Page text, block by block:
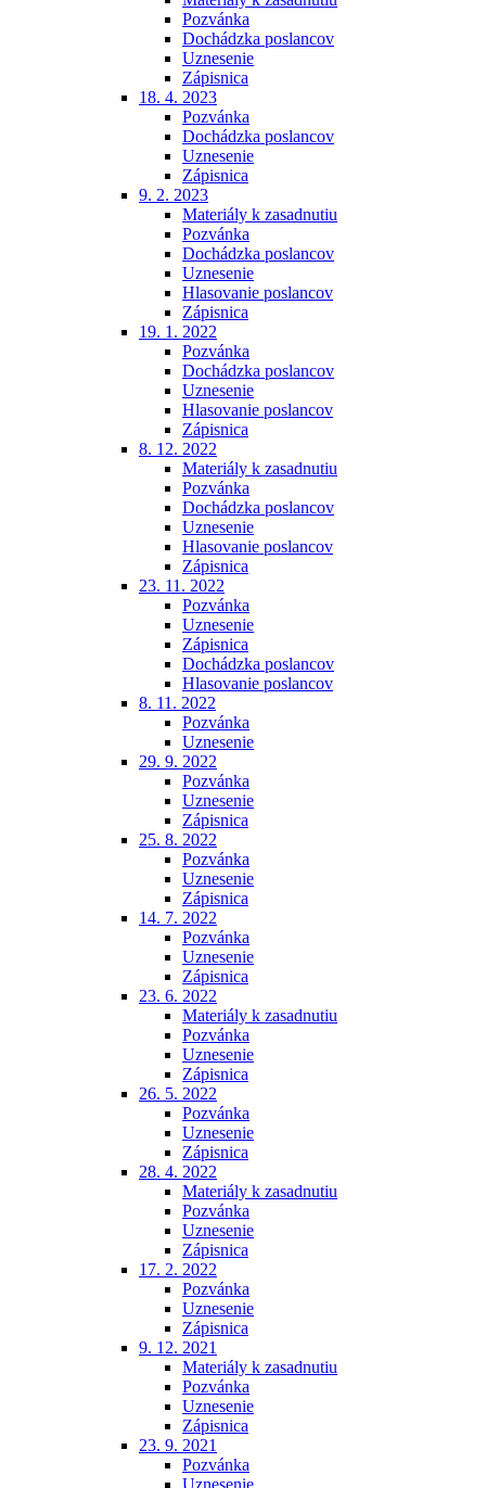
Pozvánka
Dochádzka poslancov
Uznesenie
Zápisnica
18. 4. 2023
Pozvánka
Dochádzka poslancov
Uznesenie
Zápisnica
9. 2. 2023
Materiály k zasadnutiu
Pozvánka
Dochádzka poslancov
Uznesenie
Hlasovanie poslancov
Zápisnica
19. 1. 2022
Pozvánka
Dochádzka poslancov
Uznesenie
Hlasovanie poslancov
Zápisnica
8. 12. 2022
Materiály k zasadnutiu
Pozvánka
Dochádzka poslancov
Uznesenie
Hlasovanie poslancov
Zápisnica
23. 11. 2022
Pozvánka
Uznesenie
Zápisnica
Dochádzka poslancov
Hlasovanie poslancov
8. 11. 2022
Pozvánka
Uznesenie
29. 9. 2022
Pozvánka
Uznesenie
Zápisnica
25. 8. 2022
Pozvánka
Uznesenie
Zápisnica
14. 7. 2022
Pozvánka
Uznesenie
Zápisnica
23. 6. 2022
Materiály k zasadnutiu
Pozvánka
Uznesenie
Zápisnica
26. 5. 2022
Pozvánka
Uznesenie
Zápisnica
28. 4. 2022
Materiály k zasadnutiu
Pozvánka
Uznesenie
Zápisnica
17. 2. 2022
Pozvánka
Uznesenie
Zápisnica
9. 12. 2021
Materiály k zasadnutiu
Pozvánka
Uznesenie
Zápisnica
23. 9. 2021
Pozvánka
Uznesenie